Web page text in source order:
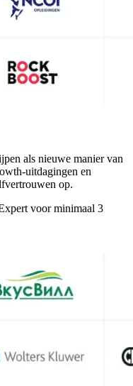
als nieuwe manier van
uitdagingen en
op.
voor minimaal 3